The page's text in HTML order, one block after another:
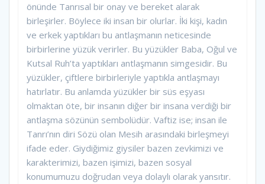
önünde Tanrısal bir onay ve bereket alarak
birleşirler. Böylece iki insan bir olurlar. İki kişi, kadın
ve erkek yaptıkları bu antlaşmanın neticesinde
birbirlerine yüzük verirler. Bu yüzükler Baba, Oğul ve
Kutsal Ruh’ta yaptıkları antlaşmanın simgesidir. Bu
yüzükler, çiftlere birbirleriyle yaptıkla antlaşmayı
hatırlatır. Bu anlamda yüzükler bir süs eşyası
olmaktan öte, bir insanın diğer bir insana verdiği bir
antlaşma sözünün sembolüdür. Vaftiz ise; insan ile
Tanrı’nın diri Sözü olan Mesih arasındaki birleşmeyi
ifade eder. Giydiğimiz giysiler bazen zevkimizi ve
karakterimizi, bazen işimizi, bazen sosyal
konumumuzu doğrudan veya dolaylı olarak yansıtır.